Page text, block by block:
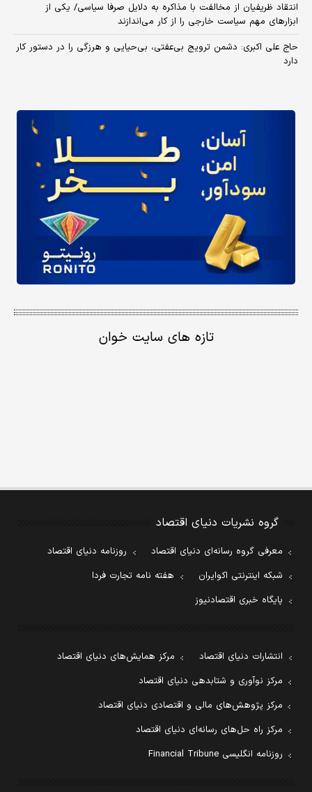
انتقاد ظریفیان از مخالفت با مذاکره به دلایل صرفا سیاسی/ یکی از
ابزارهای مهم سیاست خارجی را از کار می‌اندازند
حاج علی اکبری: دشمن ترویج بی‌عفتی، بی‌حیایی و هرزگی را در دستور کار
دارد
تازه های سایت خوان
گروه نشریات دنیای اقتصاد
معرفی گروه رسانه‌ای دنیای اقتصاد
روزنامه دنیای اقتصاد
شبکه اینترنتی اکوایران
هفته نامه تجارت فردا
پایگاه خبری اقتصادنیوز
انتشارات دنیای اقتصاد
مرکز همایش‌های دنیای اقتصاد
مرکز نوآوری و شتابدهی دنیای اقتصاد
مرکز پژوهش‌های مالی و اقتصادی دنیای اقتصاد
مرکز راه حل‌های رسانه‌ای دنیای اقتصاد
روزنامه انگلیسی Financial Tribune